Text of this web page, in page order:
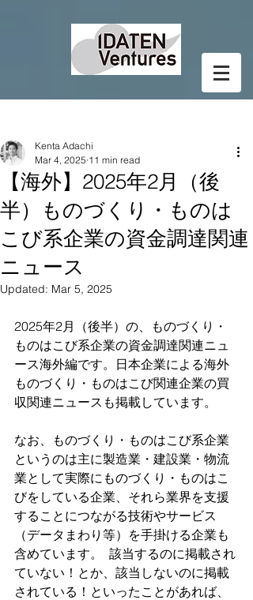
【海外】2025年2月（後
半）ものづくり・ものは
こび系企業の資金調達関連
ニュース
Kenta Adachi
Mar 4, 2025 11 min read
Updated: Mar 5, 2025
2025年2月（後半）の、ものづくり・
ものはこび系企業の資金調達関連ニュ
ース海外編です。日本企業による海外
ものづくり・ものはこび関連企業の買
収関連ニュースも掲載しています。
なお、ものづくり・ものはこび系企業
というのは主に製造業・建設業・物流
業として実際にものづくり・ものはこ
びをしている企業、それら業界を支援
することにつながる技術やサービス
（データまわり等）を手掛ける企業も
含めています。  該当するのに掲載され
ていない！とか、該当しないのに掲載
されている！といったことがあれば、